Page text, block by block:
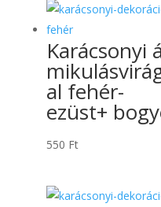
Karácsonyi
al fehér-
ezüst+
550 Ft